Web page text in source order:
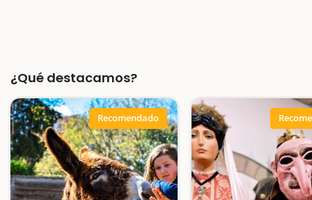
¿Qué destacamos?
Recomendado